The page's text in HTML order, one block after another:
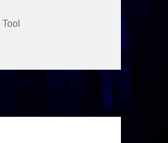
Tool